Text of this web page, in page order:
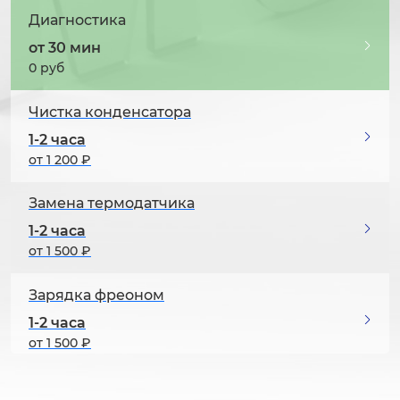
Диагностика
от 30 мин
0 руб
Чистка конденсатора
1-2 часа
от 1 200 ₽
Замена термодатчика
1-2 часа
от 1 500 ₽
Зарядка фреоном
1-2 часа
от 1 500 ₽